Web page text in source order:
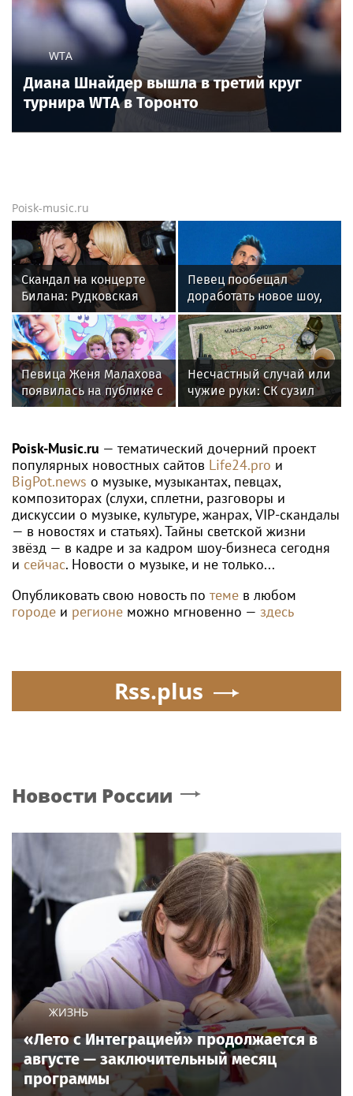
WTA
Диана Шнайдер вышла в третий круг
турнира WTA в Торонто
Poisk-music.ru
Скандал на концерте
Билана: Рудковская
прокомментировала и
в Сети "взорвались"
Певец пообещал
доработать новое шоу,
подвергнутое критике
Певица Женя Малахова
появилась на публике с
дочерью
Несчастный случай или
чужие руки: СК сузил
загадку Усольцевых до
Poisk-Music.ru — тематический дочерний проект
популярных новостных сайтов Life24.pro и
BigPot.news о музыке, музыкантах, певцах,
композиторах (слухи, сплетни, разговоры и
дискуссии о музыке, культуре, жанрах, VIP-скандалы
— в новостях и статьях). Тайны светской жизни
звёзд — в кадре и за кадром шоу-бизнеса сегодня
и сейчас. Новости о музыке, и не только...
Опубликовать свою новость по теме в любом
городе и регионе можно мгновенно — здесь
Rss.plus
Новости России
ЖИЗНЬ
«Лето с Интеграцией» продолжается в
августе — заключительный месяц
программы